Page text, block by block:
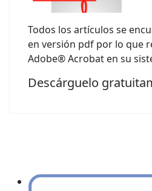
Todos los artículos se
en versión pdf por lo que
Adobe® Acrobat en su
Descárguelo